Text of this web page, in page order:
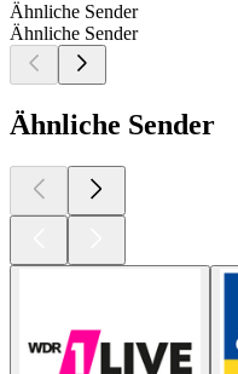
Ähnliche Sender
Ähnliche Sender
Ähnliche Sender